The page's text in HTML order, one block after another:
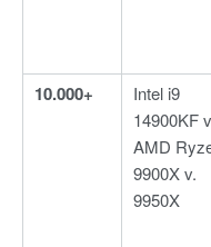
10.000+
Intel i9
14900KF
AMD
9900X v.
9950X